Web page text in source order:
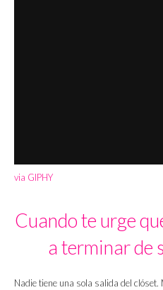
via GIPHY
Cuando te urge
a terminar de
Nadie tiene una sola salida del